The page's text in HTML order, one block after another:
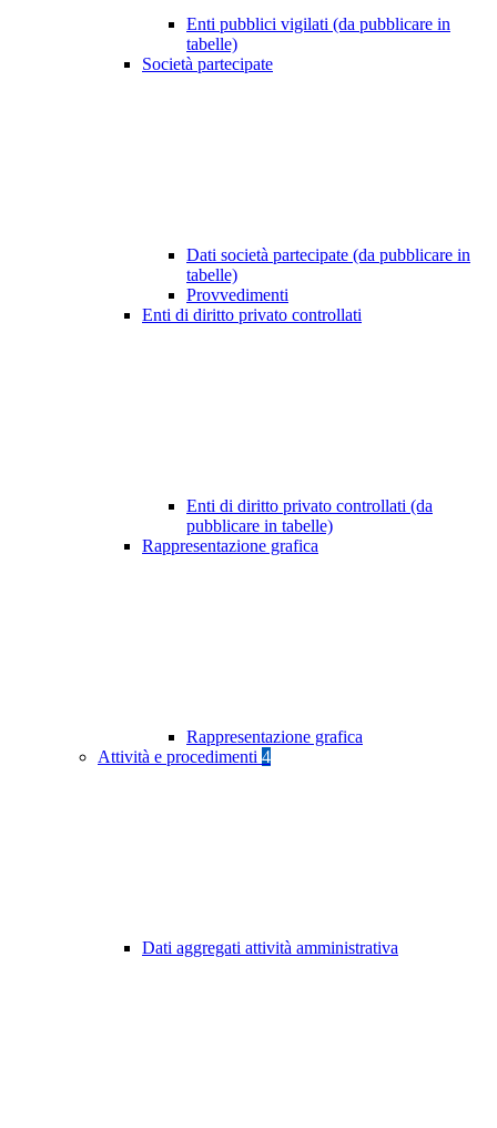
Enti pubblici vigilati (da pubblicare in
tabelle)
Società partecipate
Dati società partecipate (da pubblicare in
tabelle)
Provvedimenti
Enti di diritto privato controllati
Enti di diritto privato controllati (da
pubblicare in tabelle)
Rappresentazione grafica
Rappresentazione grafica
Attività e procedimenti 4
Dati aggregati attività amministrativa